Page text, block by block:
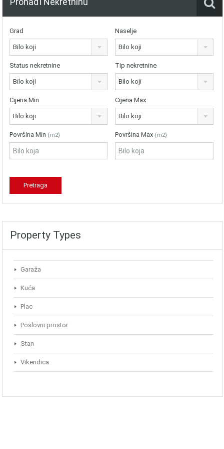
Grad
Bilo koji
Naselje
Bilo koji
Status nekretnine
Bilo koji
Tip nekretnine
Bilo koji
Cijena Min
Bilo koji
Cijena Max
Bilo koji
Površina Min (m2) Površina Max (m2)
Property Types
Garaža
Kuća
Plac
Poslovni prostor
Stan
Vikendica